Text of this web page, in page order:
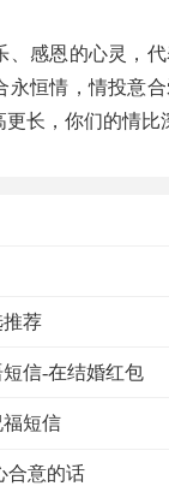
、感恩的心灵，
永恒情，情投意
长，你们的情比
荐
信-在结婚红包
福短信
合意的话